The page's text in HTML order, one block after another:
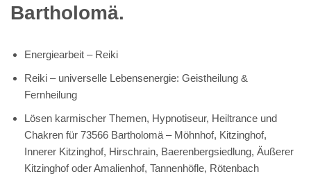
Bartholomä.
Energiearbeit – Reiki
Reiki – universelle Lebensenergie: Geistheilung &
Fernheilung
Lösen karmischer Themen, Hypnotiseur, Heiltrance und
Chakren für 73566 Bartholomä – Möhnhof, Kitzinghof,
Innerer Kitzinghof, Hirschrain, Baerenbergsiedlung, Äußerer
Kitzinghof oder Amalienhof, Tannenhöfle, Rötenbach